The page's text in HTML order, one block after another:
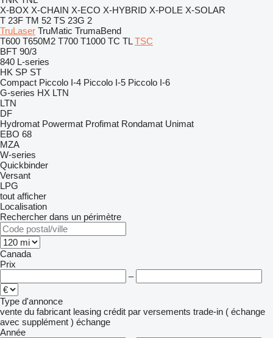
X-BOX X-CHAIN X-ECO X-HYBRID X-POLE X-SOLAR
T 23F TM 52 TS 23G 2
TruLaser TruMatic TrumaBend
T600 T650M2 T700 T1000 TC TL TSC
BFT 90/3
840 L-series
HK SP ST
Compact Piccolo I-4 Piccolo I-5 Piccolo I-6
G-series HX LTN
LTN
DF
Hydromat Powermat Profimat Rondamat Unimat
EBO 68
MZA
W-series
Quickbinder
Versant
LPG
tout afficher
Localisation
Rechercher dans un périmètre
Canada
Prix
–
Type d'annonce
vente du fabricant leasing crédit par versements trade-in ( échange
avec supplément ) échange
Année